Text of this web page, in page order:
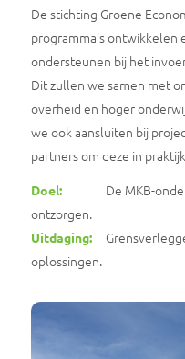
De stichting Groene
programma’s
ondersteunen bij het
Dit zullen we samen met
overheid en hoger
we ook aansluiten bij
partners om deze in
Doel:De MKB-
ontzorgen.
Uitdaging:
oplossingen.